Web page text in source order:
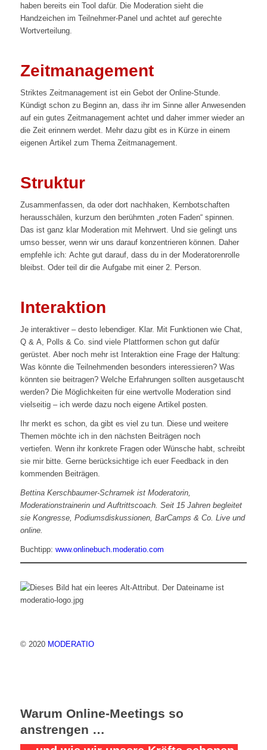
haben bereits ein Tool dafür. Die Moderation sieht die
Handzeichen im Teilnehmer-Panel und achtet auf gerechte
Wortverteilung.
Zeitmanagement
Striktes Zeitmanagement ist ein Gebot der Online-Stunde.
Kündigt schon zu Beginn an, dass ihr im Sinne aller Anwesenden
auf ein gutes Zeitmanagement achtet und daher immer wieder an
die Zeit erinnern werdet. Mehr dazu gibt es in Kürze in einem
eigenen Artikel zum Thema Zeitmanagement.
Struktur
Zusammenfassen, da oder dort nachhaken, Kernbotschaften
herausschälen, kurzum den berühmten „roten Faden“ spinnen.
Das ist ganz klar Moderation mit Mehrwert. Und sie gelingt uns
umso besser, wenn wir uns darauf konzentrieren können. Daher
empfehle ich: Achte gut darauf, dass du in der Moderatorenrolle
bleibst. Oder teil dir die Aufgabe mit einer 2. Person.
Interaktion
Je interaktiver – desto lebendiger. Klar. Mit Funktionen wie Chat,
Q & A, Polls & Co. sind viele Plattformen schon gut dafür
gerüstet. Aber noch mehr ist Interaktion eine Frage der Haltung:
Was könnte die Teilnehmenden besonders interessieren? Was
könnten sie beitragen? Welche Erfahrungen sollten ausgetauscht
werden? Die Möglichkeiten für eine wertvolle Moderation sind
vielseitig – ich werde dazu noch eigene Artikel posten.
Ihr merkt es schon, da gibt es viel zu tun. Diese und weitere
Themen möchte ich in den nächsten Beiträgen noch
vertiefen. Wenn ihr konkrete Fragen oder Wünsche habt, schreibt
sie mir bitte. Gerne berücksichtige ich euer Feedback in den
kommenden Beiträgen.
Bettina Kerschbaumer-Schramek ist Moderatorin,
Moderationstrainerin und Auftrittscoach. Seit 15 Jahren begleitet
sie Kongresse, Podiumsdiskussionen, BarCamps & Co. Live und
online.
Buchtipp: www.onlinebuch.moderatio.com
© 2020 MODERATIO
Warum Online-Meetings so
anstrengen …